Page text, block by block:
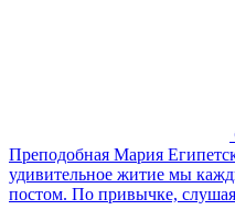
Преподобная Мария
удивительное житие мы
постом. По привычке,